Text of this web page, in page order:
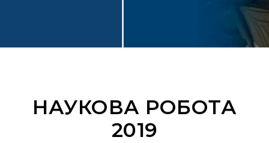
НАУКОВА РОБОТА
2019